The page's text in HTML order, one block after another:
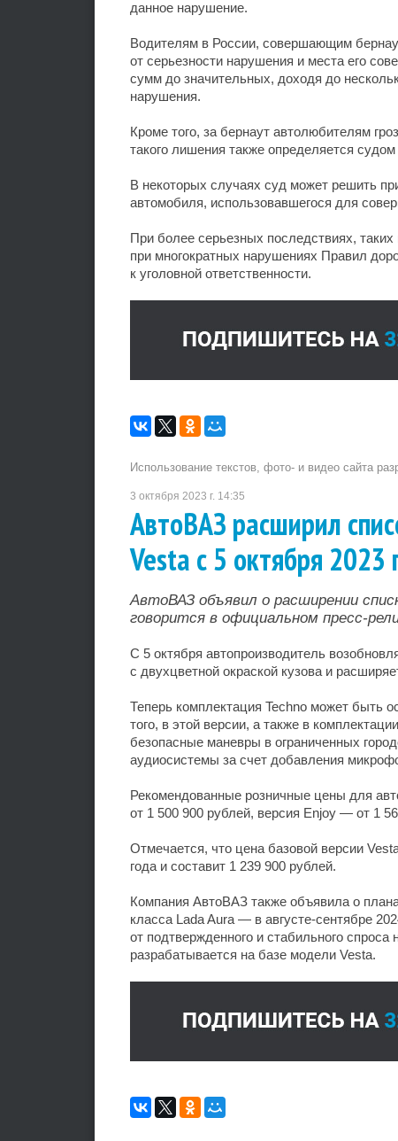
данное нарушение.
Водителям в России, совершающим
от серьезности нарушения и места его
сумм до значительных, доходя до
нарушения.
Кроме того, за бернаут автолюбителям
такого лишения также определяется
В некоторых случаях суд может решить
автомобиля, использовавшегося для
При более серьезных последствиях,
при многократных нарушениях Правил
к уголовной ответственности.
Использование текстов, фото- и видео сайта
3 октября 2023 г. 14:35
АвтоВАЗ расширил
Vesta с 5 октября 2023
АвтоВАЗ объявил о расширении
говорится в официальном пресс-
С 5 октября автопроизводитель
с двухцветной окраской кузова и
Теперь комплектация Techno может быть
того, в этой версии, а также в
безопасные маневры в ограниченных
аудиосистемы за счет добавления
Рекомендованные розничные цены для
от 1 500 900 рублей, версия Enjoy — от 1
Отмечается, что цена базовой версии
года и составит 1 239 900 рублей.
Компания АвтоВАЗ также объявила о
класса Lada Aura — в августе-сентябре
от подтвержденного и стабильного
разрабатывается на базе модели Vesta.